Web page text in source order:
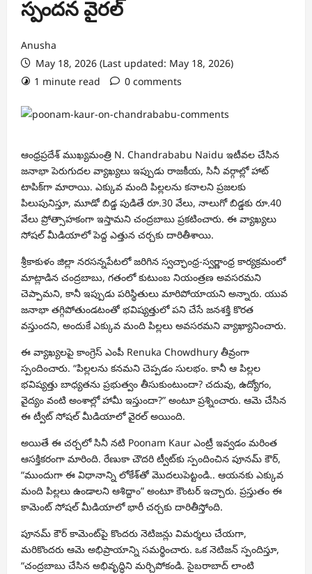
స్పందన వైరల్
Anusha
May 18, 2026 (Last updated: May 18, 2026)
1 minute read
0 comments
ఆంధ్రప్రదేశ్ ముఖ్యమంత్రి N. Chandrababu Naidu ఇటీవల చేసిన
జనాభా పెరుగుదల వ్యాఖ్యలు ఇప్పుడు రాజకీయ, సినీ వర్గాల్లో హాట్
టాపిక్‌గా మారాయి. ఎక్కువ మంది పిల్లలను కనాలని ప్రజలకు
పిలుపునిస్తూ, మూడో బిడ్డ పుడితే రూ.30 వేలు, నాలుగో బిడ్డకు రూ.40
వేలు ప్రోత్సాహకంగా ఇస్తామని చంద్రబాబు ప్రకటించారు. ఈ వ్యాఖ్యలు
సోషల్ మీడియాలో పెద్ద ఎత్తున చర్చకు దారితీశాయి.
శ్రీకాకుళం జిల్లా నరసన్నపేటలో జరిగిన స్వచ్ఛాంధ్ర-స్వర్ణాంధ్ర కార్యక్రమంలో
మాట్లాడిన చంద్రబాబు, గతంలో కుటుంబ నియంత్రణ అవసరమని
చెప్పామని, కానీ ఇప్పుడు పరిస్థితులు మారిపోయాయని అన్నారు. యువ
జనాభా తగ్గిపోతుండటంతో భవిష్యత్తులో పని చేసే జనశక్తి కొరత
వస్తుందని, అందుకే ఎక్కువ మంది పిల్లలు అవసరమని వ్యాఖ్యానించారు.
ఈ వ్యాఖ్యలపై కాంగ్రెస్ ఎంపీ Renuka Chowdhury తీవ్రంగా
స్పందించారు. “పిల్లలను కనమని చెప్పడం సులభం. కానీ ఆ పిల్లల
భవిష్యత్తు బాధ్యతను ప్రభుత్వం తీసుకుంటుందా? చదువు, ఉద్యోగం,
వైద్యం వంటి అంశాల్లో హామీ ఇస్తుందా?” అంటూ ప్రశ్నించారు. ఆమె చేసిన
ఈ ట్వీట్ సోషల్ మీడియాలో వైరల్ అయింది.
అయితే ఈ చర్చలో సినీ నటి Poonam Kaur ఎంట్రీ ఇవ్వడం మరింత
ఆసక్తికరంగా మారింది. రేణుకా చౌదరి ట్వీట్‌కు స్పందించిన పూనమ్ కౌర్,
“ముందుగా ఈ విధానాన్ని లోకేశ్‌తో మొదలుపెట్టండి.. ఆయనకు ఎక్కువ
మంది పిల్లలు ఉండాలని ఆశిద్దాం” అంటూ కౌంటర్ ఇచ్చారు. ప్రస్తుతం ఈ
కామెంట్ సోషల్ మీడియాలో భారీ చర్చకు దారితీస్తోంది.
పూనమ్ కౌర్ కామెంట్‌పై కొందరు నెటిజన్లు విమర్శలు చేయగా,
మరికొందరు ఆమె అభిప్రాయాన్ని సమర్థించారు. ఒక నెటిజన్ స్పందిస్తూ,
“చంద్రబాబు చేసిన అభివృద్ధిని మర్చిపోకండి. సైబరాబాద్ లాంటి